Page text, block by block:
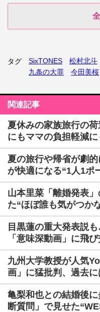
タグ SixTONES 松村北斗
九条の大罪
今田美桜
関連記事
夏休みの家族旅行の
にもママの負担軽減
夏の旅行や帰省が劇
が快適になる“1人1ポ
山本里菜「離婚発表
た“ほぼ誰も気がつか
目黒蓮の重大発表説
「意味深動画」に飛
九州大学教授が人気
画」に猛批判、過去
亀梨和也との結婚後
断質問」で見せた